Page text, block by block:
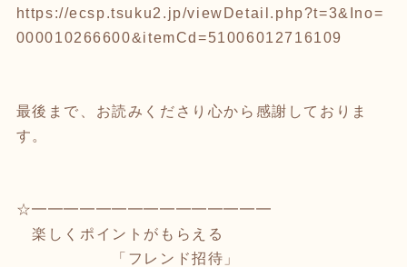
https://ecsp.tsuku2.jp/viewDetail.php?t=3&Ino=
000010266600&itemCd=51006012716109
最後まで、お読みくださり心から感謝しておりま
す。
☆━━━━━━━━━━━━━━━
楽しくポイントがもらえる
「フレンド招待」